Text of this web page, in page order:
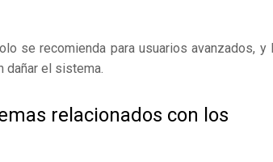
se recomienda para usuarios avanzados, y
dañar el sistema.
relacionados con los